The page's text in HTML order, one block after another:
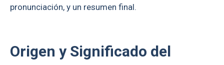
pronunciación, y un resumen final.
Origen y Significado del